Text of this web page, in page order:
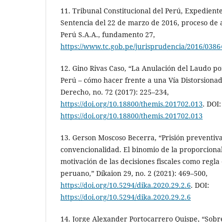
11. Tribunal Constitucional del Perú, Expediente
Sentencia del 22 de marzo de 2016, proceso
Perú S.A.A., fundamento 27,
https://www.tc.gob.pe/jurisprudencia/2016/
12. Gino Rivas Caso, “La Anulación del Laudo
Perú – cómo hacer frente a una Vía
Derecho, no. 72 (2017): 225–234,
https://doi.org/10.18800/themis.201702.013. DOI:
https://doi.org/10.18800/themis.201702.013
13. Gerson Moscoso Becerra, “Prisión
convencionalidad. El binomio de la
motivación de las decisiones fiscales como
peruano,” Díkaion 29, no. 2 (2021): 469–500,
https://doi.org/10.5294/dika.2020.29.2.6. DOI:
https://doi.org/10.5294/dika.2020.29.2.6
14. Jorge Alexander Portocarrero Quispe,